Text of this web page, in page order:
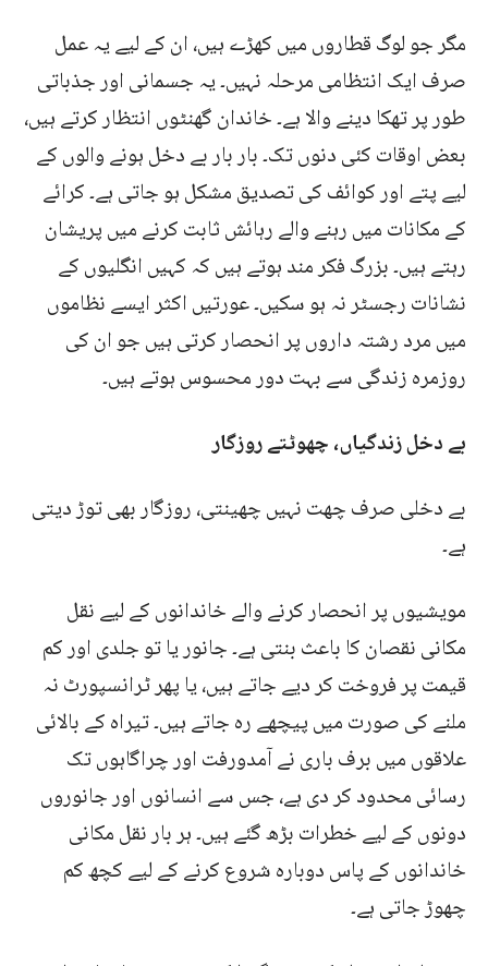
مگر جو لوگ قطاروں میں کھڑے ہیں، ان کے لیے یہ عمل
صرف ایک انتظامی مرحلہ نہیں۔ یہ جسمانی اور جذباتی
طور پر تھکا دینے والا ہے۔ خاندان گھنٹوں انتظار کرتے ہیں،
بعض اوقات کئی دنوں تک۔ بار بار بے دخل ہونے والوں کے
لیے پتے اور کوائف کی تصدیق مشکل ہو جاتی ہے۔ کرائے
کے مکانات میں رہنے والے رہائش ثابت کرنے میں پریشان
رہتے ہیں۔ بزرگ فکر مند ہوتے ہیں کہ کہیں انگلیوں کے
نشانات رجسٹر نہ ہو سکیں۔ عورتیں اکثر ایسے نظاموں
میں مرد رشتہ داروں پر انحصار کرتی ہیں جو ان کی
روزمرہ زندگی سے بہت دور محسوس ہوتے ہیں۔
بے دخل زندگیاں، چھوٹتے روزگار
بے دخلی صرف چھت نہیں چھینتی، روزگار بھی توڑ دیتی
ہے۔
مویشیوں پر انحصار کرنے والے خاندانوں کے لیے نقل
مکانی نقصان کا باعث بنتی ہے۔ جانور یا تو جلدی اور کم
قیمت پر فروخت کر دیے جاتے ہیں، یا پھر ٹرانسپورٹ نہ
ملنے کی صورت میں پیچھے رہ جاتے ہیں۔ تیراہ کے بالائی
علاقوں میں برف باری نے آمدورفت اور چراگاہوں تک
رسائی محدود کر دی ہے، جس سے انسانوں اور جانوروں
دونوں کے لیے خطرات بڑھ گئے ہیں۔ ہر بار نقل مکانی
خاندانوں کے پاس دوبارہ شروع کرنے کے لیے کچھ کم
چھوڑ جاتی ہے۔